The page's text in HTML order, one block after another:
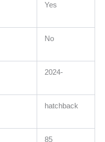
Yes
No
2024-
hatchback
85